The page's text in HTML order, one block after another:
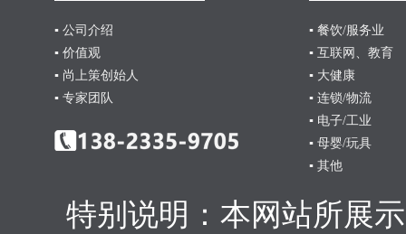
▪ 公司介绍
▪ 价值观
▪ 尚上策创始人
▪ 专家团队
▪ 餐饮/服务业
▪ 互联网、教育
▪ 大健康
▪ 连锁/物流
▪ 电子/工业
▪ 母婴/玩具
▪ 其他
特别说明：本网站所展